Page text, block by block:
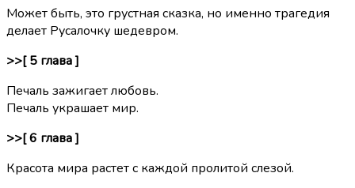
Может быть, это грустная сказка, но именно трагедия
делает Русалочку шедевром.
>>[ 5 глава ]
Печаль зажигает любовь.
Печаль украшает мир.
>>[ 6 глава ]
Красота мира растет с каждой пролитой слезой.